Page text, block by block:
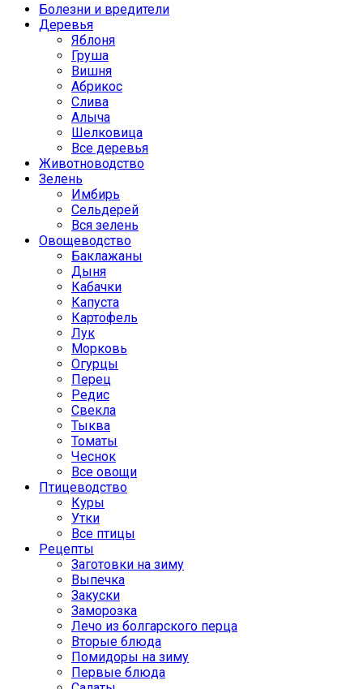
Болезни и вредители
Деревья
Яблоня
Груша
Вишня
Абрикос
Слива
Алыча
Шелковица
Все деревья
Животноводство
Зелень
Имбирь
Сельдерей
Вся зелень
Овощеводство
Баклажаны
Дыня
Кабачки
Капуста
Картофель
Лук
Морковь
Огурцы
Перец
Редис
Свекла
Тыква
Томаты
Чеснок
Все овощи
Птицеводство
Куры
Утки
Все птицы
Рецепты
Заготовки на зиму
Выпечка
Закуски
Заморозка
Лечо из болгарского перца
Вторые блюда
Помидоры на зиму
Первые блюда